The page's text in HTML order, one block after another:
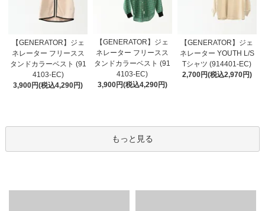
【GENERATOR】ジェ
ネレーター フリースス
タンドカラーベスト (91
4103-EC)
3,900円(税込4,290円)
【GENERATOR】ジェ
ネレーター フリースス
タンドカラーベスト (91
4103-EC)
3,900円(税込4,290円)
【GENERATOR】ジェ
ネレーター YOUTH L/S
Tシャツ (914401-EC)
2,700円(税込2,970円)
もっと見る